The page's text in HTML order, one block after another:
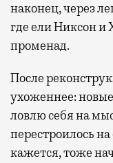
наконец, через
где ели Никсон и
променад.
После
ухоженнее:
ловлю себя на
перестроилось
кажется, тоже